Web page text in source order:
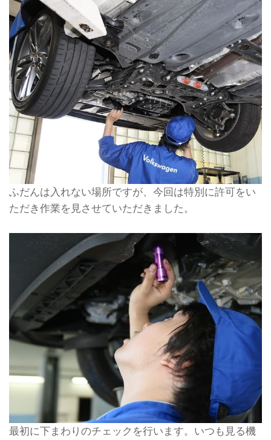
ふだんは入れない場所ですが、今回は特別に許可をい
ただき作業を見させていただきました。
最初に下まわりのチェックを行います。いつも見る機